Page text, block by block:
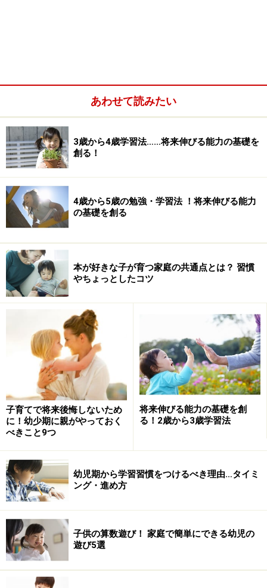
あわせて読みたい
3歳から4歳学習法……将来伸びる能力の基礎を
創る！
4歳から5歳の勉強・学習法 ！将来伸びる能力
の基礎を創る
本が好きな子が育つ家庭の共通点とは？ 習慣
やちょっとしたコツ
子育てで将来後悔しないため
に！幼少期に親がやっておく
べきこと9つ
将来伸びる能力の基礎を創
る！2歳から3歳学習法
幼児期から学習習慣をつけるべき理由…タイミ
ング・進め方
子供の算数遊び！ 家庭で簡単にできる幼児の
遊び5選